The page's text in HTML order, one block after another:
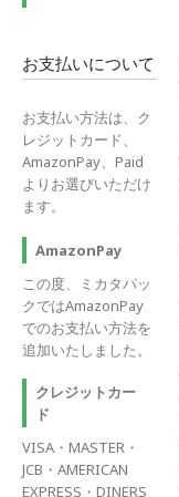
お支払いについて
お支払い方法は、ク
レジットカード、
AmazonPay、Paid
よりお選びいただけ
ます。
AmazonPay
この度、ミカタパッ
クではAmazonPay
でのお支払い方法を
追加いたしました。
クレジットカー
ド
VISA・MASTER・
JCB・AMERICAN
EXPRESS・DINERS